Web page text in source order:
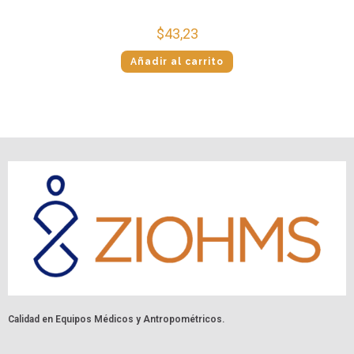
$43,23
Añadir al carrito
Calidad en Equipos Médicos y Antropométricos.